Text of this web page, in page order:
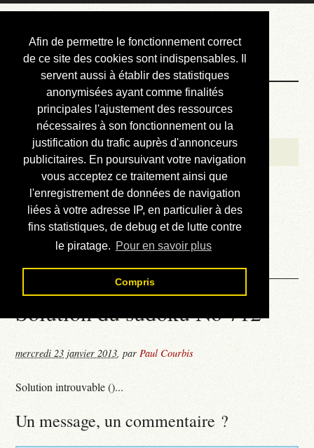
Afin de permettre le fonctionnement correct
de ce site des cookies sont indispensables. Il
servent aussi à établir des statistiques
anonymisées ayant comme finalités
principales l'ajustement des ressources
nécessaires à son fonctionnement ou la
justification du trafic auprès d'annonceurs
publicitaires. En poursuivant votre navigation
vous acceptez ce traitement ainsi que
l'enregistrement de données de navigation
liées à votre adresse IP, en particulier à des
fins statistiques, de debug et de lutte contre
le piratage. Pour en savoir plus
Compris
Courbis, « LE »
Blog Officiel
Bienvenue
Réalisations
Divers (et d’été)
Annonces
Liens externes
Téléchargement
Contact
Solution du sudoku No 712
mercredi 23 janvier 2013,parPaul Courbis
Solution introuvable ()...
Un message, un commentaire ?